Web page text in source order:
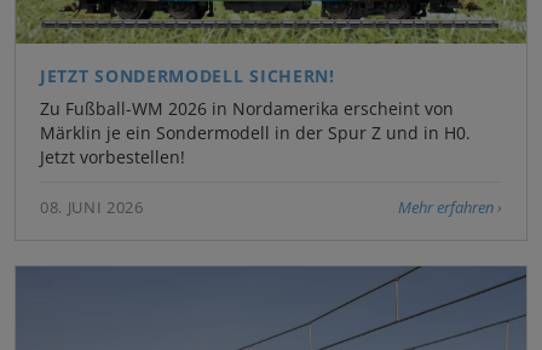
JETZT SONDERMODELL SICHERN!
Zu Fußball-WM 2026 in Nordamerika erscheint von
Märklin je ein Sondermodell in der Spur Z und in H0.
Jetzt vorbestellen!
08. JUNI 2026 Mehr erfahren